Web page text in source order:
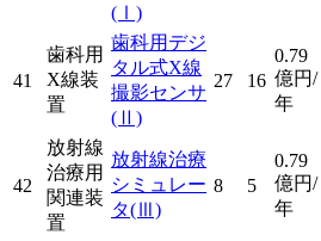
(Ⅰ)
41
歯科用
X線装
置
歯科用デジ
タル式X線
撮影センサ
(Ⅱ)
27 16
0.79
億円/
年
42
放射線
治療用
関連装
置
放射線治療
シミュレー
タ(Ⅲ)
8 5
0.79
億円/
年